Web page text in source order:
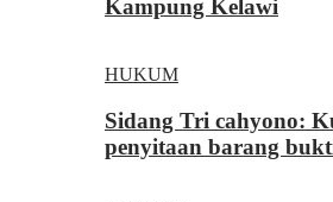
Kampung Kelawi
HUKUM
Sidang Tri cahyono:
penyitaan barang